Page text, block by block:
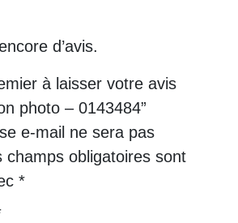
d’avis.
à laisser votre avis
photo – 0143484”
e-mail ne sera pas
champs obligatoires sont
*